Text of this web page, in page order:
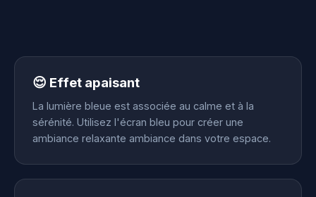
😌 Effet apaisant
La lumière bleue est associée au calme et à la
sérénité. Utilisez l'écran bleu pour créer une
ambiance relaxante ambiance dans votre espace.